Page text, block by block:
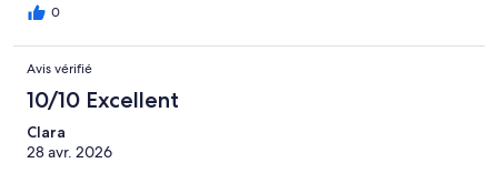
0
Avis vérifié
10/10 Excellent
Clara
28 avr. 2026